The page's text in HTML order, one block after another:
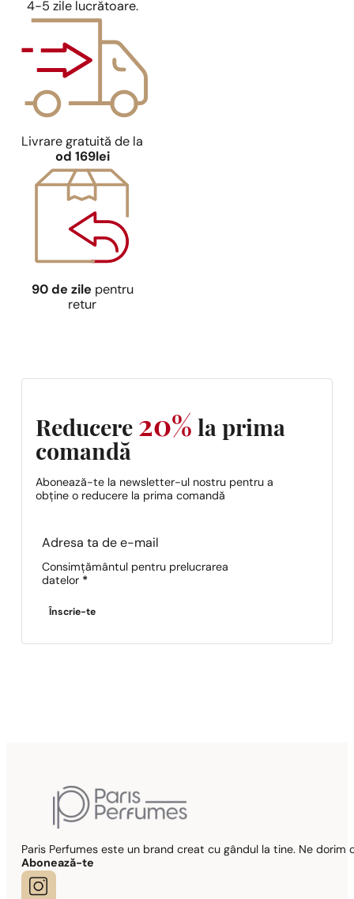
4-5 zile lucrătoare.
Livrare gratuită de la
od 169lei
90 de zile pentru
retur
Reducere 20% la prima
comandă
Abonează-te la newsletter-ul nostru pentru a
obține o reducere la prima comandă
Section
Consimțământul pentru prelucrarea
datelor *
Înscrie-te
Paris Perfumes este un brand creat cu gândul la tine. Ne
Abonează-te